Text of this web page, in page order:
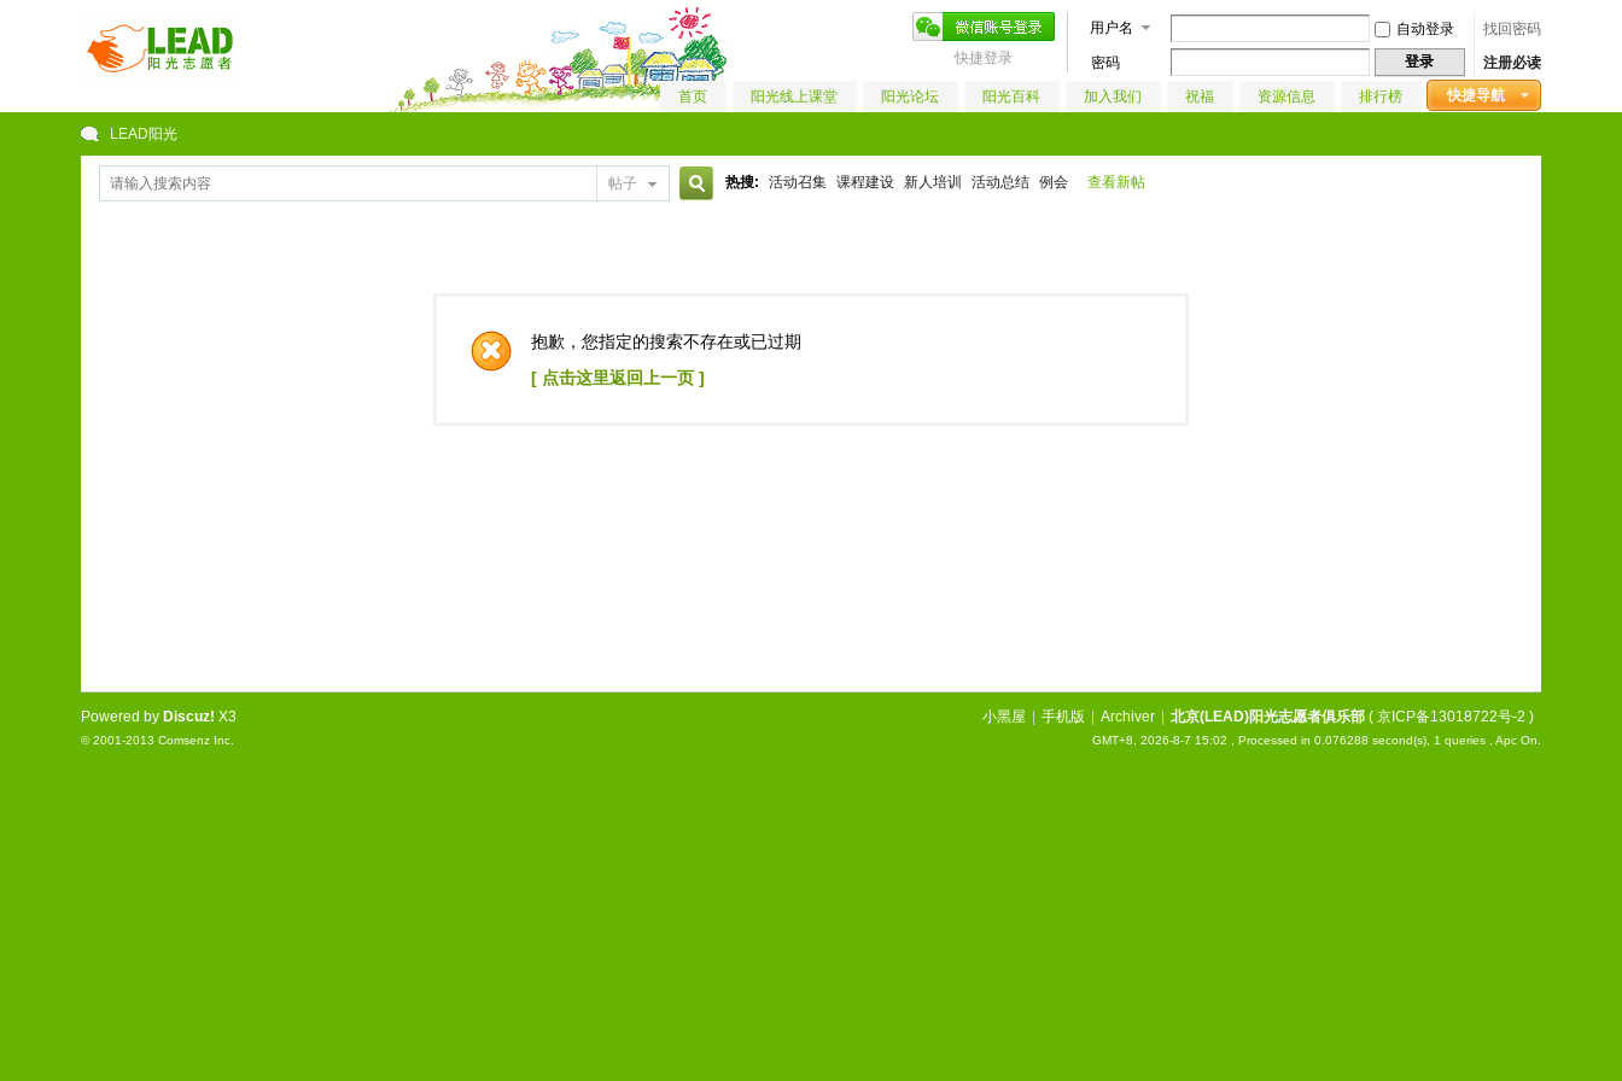
用户名 自动登录
找回密码
密码
登录 注册必读
快捷登录
快捷导航
首页 阳光线上课堂 阳光论坛 阳光百科 加入我们 祝福 资源信息 排行榜
LEAD阳光
帖子 热搜: 活动召集 课程建设 新人培训 活动总结 例会 查看新帖
抱歉，您指定的搜索不存在或已过期
[ 点击这里返回上一页 ]
小黑屋 手机版 Archiver 北京(LEAD)阳光志愿者俱乐部( 京ICP备13018722号-2 )
GMT+8, 2026-8-7 15:02 , Processed in 0.076288 second(s), 1 queries , Apc On.
Powered by Discuz! X3
© 2001-2013Comsenz Inc.